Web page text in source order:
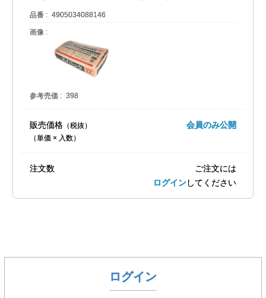
品番 4905034088146
画像
参考売価 398
販売価格
（単価 × 入数）
会員のみ公開
注文数
ご注文には
ログインしてください
ログイン